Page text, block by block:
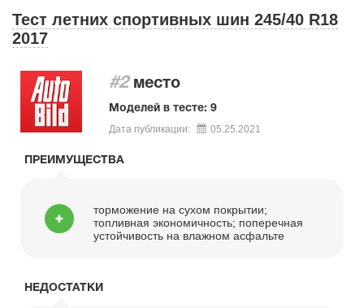
Тест летних спортивных шин 245/40 R18
2017
#2 место
Моделей в тесте: 9
Дата публикации: 05.25.2021
ПРЕИМУЩЕСТВА
торможение на сухом покрытии;
топливная экономичность; поперечная
устойчивость на влажном асфальте
НЕДОСТАТКИ